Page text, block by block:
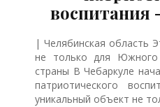
воспитания
| Челябинская область
не только для
страны В Чебаркуле
патриотического
уникальный объект не